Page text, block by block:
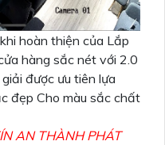
hoàn thiện của Lắp
hàng sắc nét với 2.0
được ưu tiên lựa
đẹp Cho màu sắc chất
AN THÀNH PHÁT